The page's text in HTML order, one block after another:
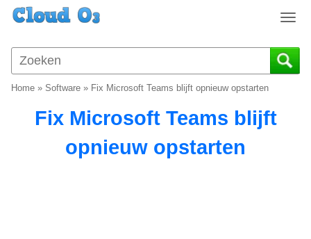
T
g
g
Home » Software » Fix Microsoft Teams blijft opnieuw opstarten
Fix Microsoft Teams blijft
opnieuw opstarten